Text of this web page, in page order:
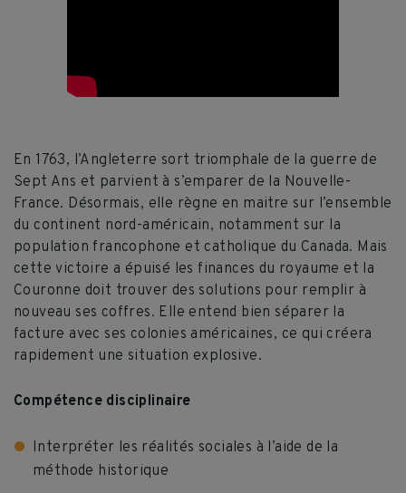
En 1763, l’Angleterre sort triomphale de la guerre de
Sept Ans et parvient à s’emparer de la Nouvelle-
France. Désormais, elle règne en maitre sur l’ensemble
du continent nord-américain, notamment sur la
population francophone et catholique du Canada. Mais
cette victoire a épuisé les finances du royaume et la
Couronne doit trouver des solutions pour remplir à
nouveau ses coffres. Elle entend bien séparer la
facture avec ses colonies américaines, ce qui créera
rapidement une situation explosive.
Compétence disciplinaire
Interpréter les réalités sociales à l’aide de la
méthode historique